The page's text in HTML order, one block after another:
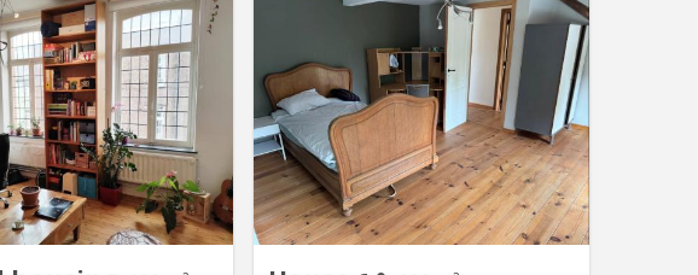
KV 1374
+ - 20m2 to rent (2 other
already rented) only for
a building occupied during
2 physiotherapists on the
Advertisement on line =
available Renting period till
Wooden floors, very bright
rooms. Interior courtyard,...
KV 2096
Des places se libèrent dans une
colocation de choix à Vieusart ! 🔸
Deux maisons mitoyennes (4p + 2p) 🔸
Emplacement enchanteur à Vieux-Sart,
dans le lieu-dit "la Place" 🔸 Cadre
bucolique, propice à de nombreuses
balades 🔸 Cour orientée sud 🔸 Bail
annuel renouvelable 🔸 Chaque maison